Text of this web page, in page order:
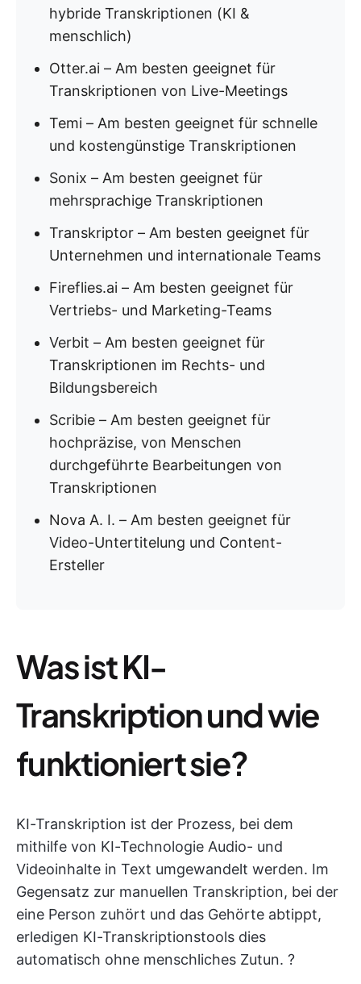
hybride Transkriptionen (KI &
menschlich)
Otter.ai – Am besten geeignet für
Transkriptionen von Live-Meetings
Temi – Am besten geeignet für schnelle
und kostengünstige Transkriptionen
Sonix – Am besten geeignet für
mehrsprachige Transkriptionen
Transkriptor – Am besten geeignet für
Unternehmen und internationale Teams
Fireflies.ai – Am besten geeignet für
Vertriebs- und Marketing-Teams
Verbit – Am besten geeignet für
Transkriptionen im Rechts- und
Bildungsbereich
Scribie – Am besten geeignet für
hochpräzise, von Menschen
durchgeführte Bearbeitungen von
Transkriptionen
Nova A. I. – Am besten geeignet für
Video-Untertitelung und Content-
Ersteller
Was ist KI-
Transkription und wie
funktioniert sie?
KI-Transkription ist der Prozess, bei dem
mithilfe von KI-Technologie Audio- und
Videoinhalte in Text umgewandelt werden. Im
Gegensatz zur manuellen Transkription, bei der
eine Person zuhört und das Gehörte abtippt,
erledigen KI-Transkriptionstools dies
automatisch ohne menschliches Zutun. ?